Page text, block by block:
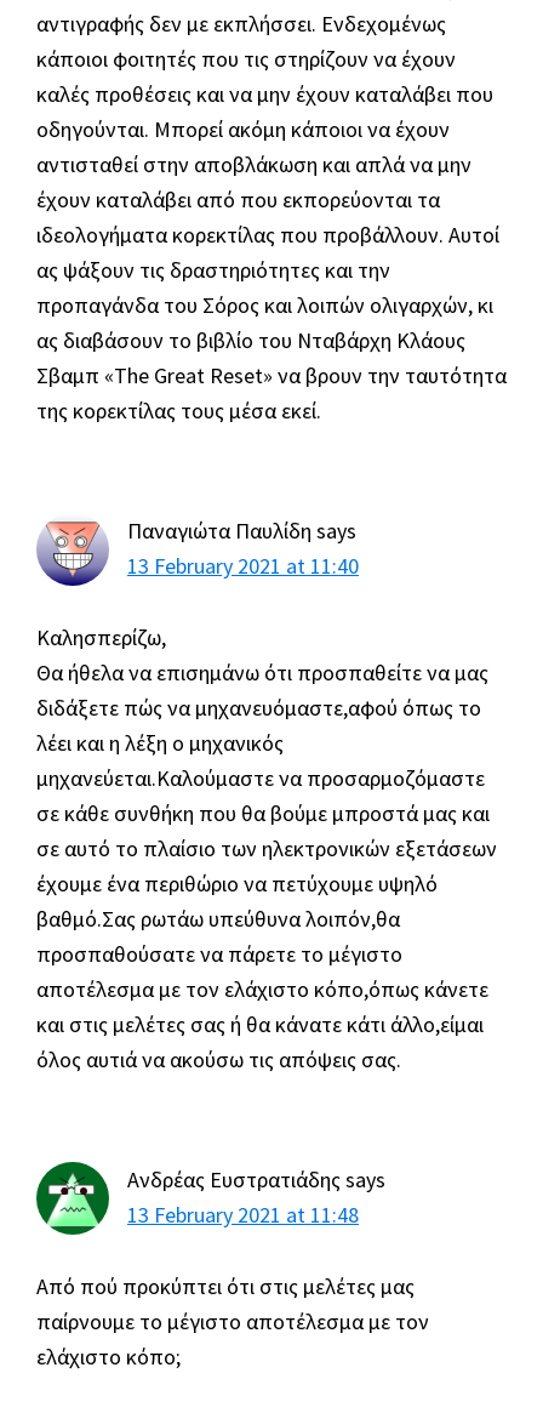
αντιγραφής δεν με εκπλήσσει. Ενδεχομένως
κάποιοι φοιτητές που τις στηρίζουν να έχουν
καλές προθέσεις και να μην έχουν καταλάβει που
οδηγούνται. Μπορεί ακόμη κάποιοι να έχουν
αντισταθεί στην αποβλάκωση και απλά να μην
έχουν καταλάβει από που εκπορεύονται τα
ιδεολογήματα κορεκτίλας που προβάλλουν. Αυτοί
ας ψάξουν τις δραστηριότητες και την
προπαγάνδα του Σόρος και λοιπών ολιγαρχών, κι
ας διαβάσουν το βιβλίο του Νταβάρχη Κλάους
Σβαμπ «The Great Reset» να βρουν την ταυτότητα
της κορεκτίλας τους μέσα εκεί.
Παναγιώτα Παυλίδη says
13 February 2021 at 11:40
Καλησπερίζω,
Θα ήθελα να επισημάνω ότι προσπαθείτε να μας
διδάξετε πώς να μηχανευόμαστε,αφού όπως το
λέει και η λέξη ο μηχανικός
μηχανεύεται.Καλούμαστε να προσαρμοζόμαστε
σε κάθε συνθήκη που θα βούμε μπροστά μας και
σε αυτό το πλαίσιο των ηλεκτρονικών εξετάσεων
έχουμε ένα περιθώριο να πετύχουμε υψηλό
βαθμό.Σας ρωτάω υπεύθυνα λοιπόν,θα
προσπαθούσατε να πάρετε το μέγιστο
αποτέλεσμα με τον ελάχιστο κόπο,όπως κάνετε
και στις μελέτες σας ή θα κάνατε κάτι άλλο,είμαι
όλος αυτιά να ακούσω τις απόψεις σας.
Ανδρέας Ευστρατιάδηςsays
13 February 2021 at 11:48
Από πού προκύπτει ότι στις μελέτες μας
παίρνουμε το μέγιστο αποτέλεσμα με τον
ελάχιστο κόπο;